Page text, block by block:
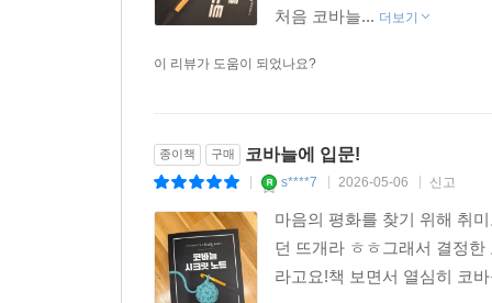
처음 코바늘... 더보기
이 리뷰가 도움이 되었나요?
종이책 구매 코바늘에 입문!
s****7 2026-05-06 신고
마음의 평화를 찾기 위해 취
던 뜨개라 ㅎㅎ그래서 결정
라고요!책 보면서 열심히 코